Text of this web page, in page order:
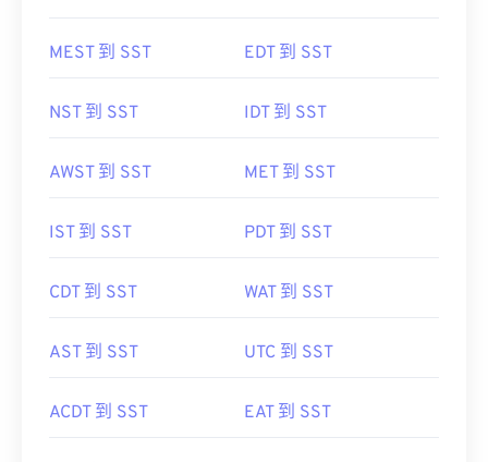
MEST 到 SST EDT 到 SST
NST 到 SST IDT 到 SST
AWST 到 SST MET 到 SST
IST 到 SST PDT 到 SST
CDT 到 SST WAT 到 SST
AST 到 SST UTC 到 SST
ACDT 到 SST EAT 到 SST